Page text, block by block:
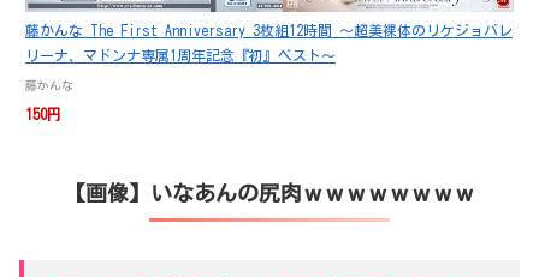
藤かんな The First Anniversary 3枚組12時間 ～超美裸体のリケジョバレ
リーナ、マドンナ専属1周年記念『初』ベスト～
藤かんな
150円
【画像】いなあんの尻肉ｗｗｗｗｗｗｗｗ